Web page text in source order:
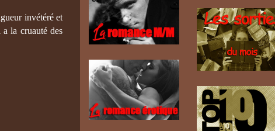
invétéré et
la cruauté des